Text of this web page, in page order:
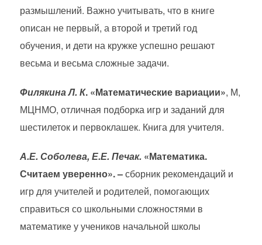
размышлений. Важно учитывать, что в книге
описан не первый, а второй и третий год
обучения, и дети на кружке успешно решают
весьма и весьма сложные задачи.
Филякина Л. К. «Математические вариации», М,
МЦНМО, отличная подборка игр и заданий для
шестилеток и первоклашек. Книга для учителя.
А.Е. Соболева, Е.Е. Печак. «Математика.
Считаем уверенно». –сборник рекомендаций и
игр для учителей и родителей, помогающих
справиться со школьными сложностями в
математике у учеников начальной школы